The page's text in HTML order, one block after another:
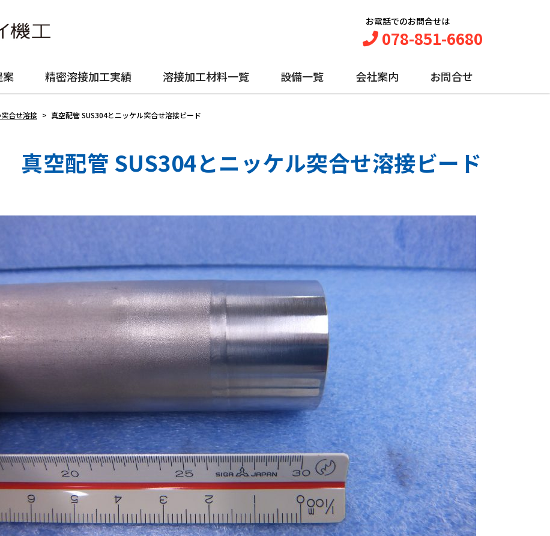
お電話でのお問合せは
078-851-6680
案 精密溶接加工実績 溶接加工材料一覧 設備一覧 会社案内 お問合せ
合せ溶接 > 真空配管 SUS304とニッケル突合せ溶接ビード
真空配管 SUS304とニッケル突合せ溶接ビード